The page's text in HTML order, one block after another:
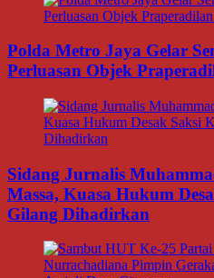
Polda Metro Jaya Gelar
Perluasan Objek
Sidang Jurnalis
Massa, Kuasa Hukum
Gilang Dihadirkan